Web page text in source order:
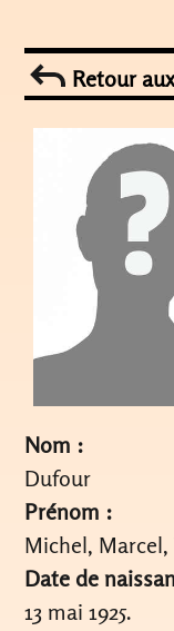
to
contentRetour
Nom :
Dufour
Prénom :
Michel,
Date de
13 mai 1925.